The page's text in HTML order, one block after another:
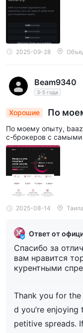
2025-09-28
Beam9340
3-5 года
Хорошие По
По моему опыту,
с-брокеров с
2025-08-14
Ответ от
Спасибо за
вам нравится
курентными
онадобится
сь обращаться к
Thank you for the
d you’re
petitive spreads.